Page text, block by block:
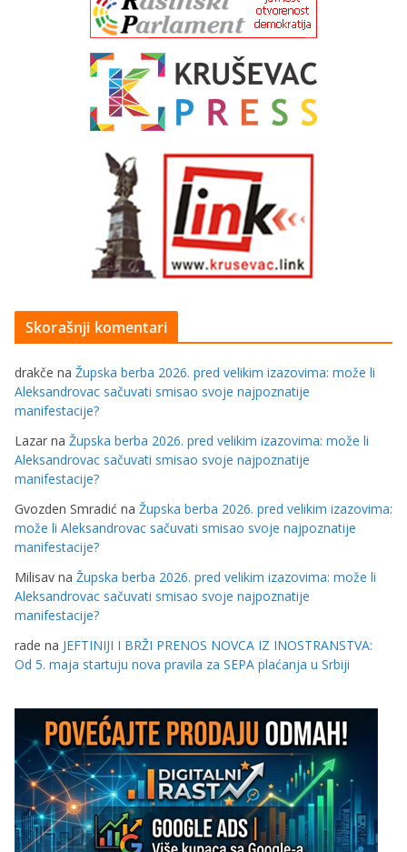
Skorašnji komentari
drakče na Župska berba 2026. pred velikim izazovima: može li
Aleksandrovac sačuvati smisao svoje najpoznatije
manifestacije?
Lazar na Župska berba 2026. pred velikim izazovima: može li
Aleksandrovac sačuvati smisao svoje najpoznatije
manifestacije?
Gvozden Smradić na Župska berba 2026. pred velikim izazovima:
može li Aleksandrovac sačuvati smisao svoje najpoznatije
manifestacije?
Milisav na Župska berba 2026. pred velikim izazovima: može li
Aleksandrovac sačuvati smisao svoje najpoznatije
manifestacije?
rade na JEFTINIJI I BRŽI PRENOS NOVCA IZ INOSTRANSTVA:
Od 5. maja startuju nova pravila za SEPA plaćanja u Srbiji